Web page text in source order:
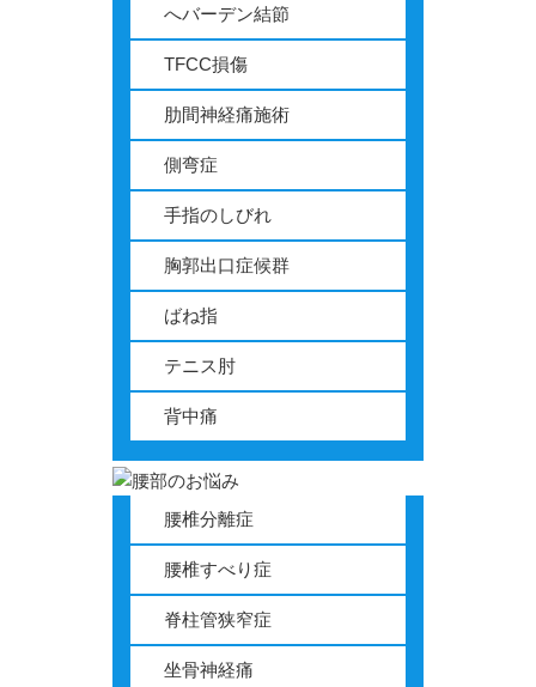
へバーデン結節
TFCC損傷
肋間神経痛施術
側弯症
手指のしびれ
胸郭出口症候群
ばね指
テニス肘
背中痛
腰椎分離症
腰椎すべり症
脊柱管狭窄症
坐骨神経痛